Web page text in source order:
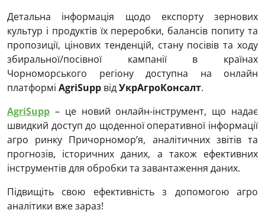
Детальна інформація щодо експорту зернових
культур і продуктів їх переробки, балансів попиту та
пропозиції, цінових тенденцій, стану посівів та ходу
збиральної/посівної кампанії в країнах
Чорноморського регіону доступна на онлайн
платформі AgriSupp відУкрАгроКонсалт.
AgriSupp – це новий онлайн-інструмент, що надає
швидкий доступ до щоденної оперативної інформації
агро ринку Причорномор’я, аналітичних звітів та
прогнозів, історичних даних, а також ефективних
інструментів для обробки та завантаження даних.
Підвищіть свою ефективність з допомогою агро
аналітики вже зараз!